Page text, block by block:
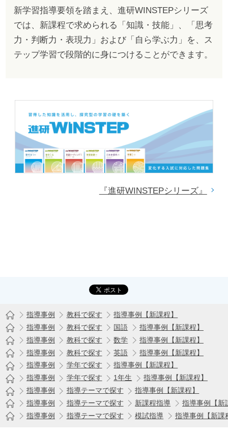
新学習指導要領を踏まえ、進研WINSTEPシリーズ
では、新課程で求められる「知識・技能」、「思考
力・判断力・表現力」および「自ら学ぶ力」を、ス
テップ学習で段階的に身につけることができます。
『進研WINSTEPシリーズ』
指導事例 教科で探す
指導事例【新課程】
指導事例
教科で探す 国語
指導事例【新課程】
指導事例
教科で探す 数学
指導事例【新課程】
指導事例
教科で探す 英語
指導事例【新課程】
指導事例
学年で探す
指導事例【新課程】
指導事例
学年で探す 1年生
指導事例【新課程】
指導事例
指導テーマで探す
指導事例【新課程】
指導事例
指導テーマで探す 新課程指導
指導事例【新
指導事例
指導テーマで探す 模試指導 指導事例【新課